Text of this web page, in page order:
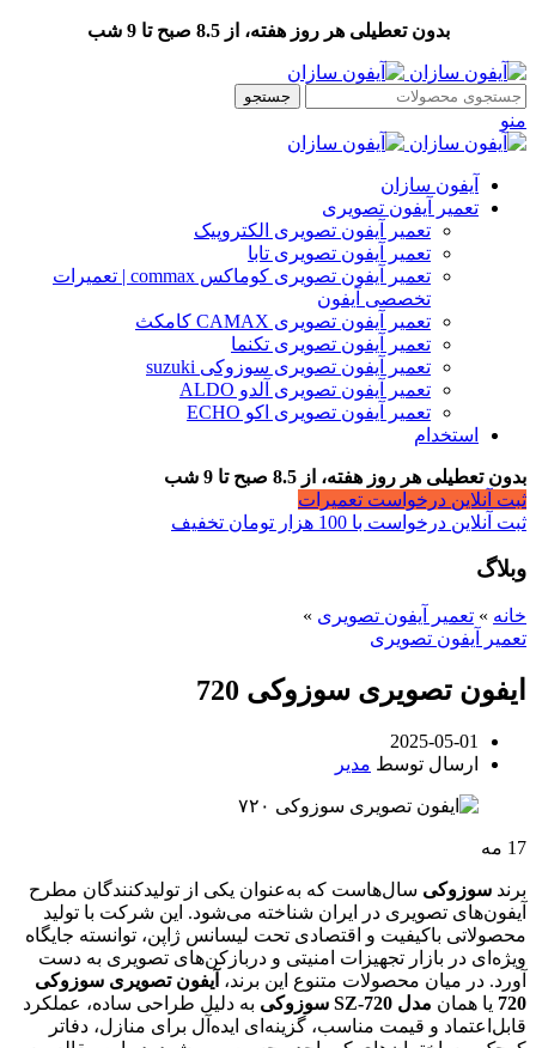
بدون تعطیلی هر روز هفته، از 8.5 صبح تا 9 شب
جستجو
منو
آیفون سازان
تعمیر آیفون تصویری
تعمیر آیفون تصویری الکتروپیک
تعمیر آیفون تصویری تابا
تعمیر آیفون تصویری کوماکس commax | تعمیرات
تخصصی آیفون
تعمیر آیفون تصویری CAMAX کامکث
تعمیر آیفون تصویری تکنما
تعمیر آیفون تصویری سوزوکی suzuki
تعمیر آیفون تصویری آلدو ALDO
تعمیر آیفون تصویری اکو ECHO
استخدام
بدون تعطیلی هر روز هفته، از 8.5 صبح تا 9 شب
ثبت آنلاین درخواست تعمیرات
ثبت آنلاین درخواست با 100 هزار تومان تخفیف
وبلاگ
خانه » تعمیر آیفون تصویری »
تعمیر آیفون تصویری
ایفون تصویری سوزوکی 720
2025-05-01
ارسال توسط مدیر
17 مه
برند سوزوکی سال‌هاست که به‌عنوان یکی از تولیدکنندگان مطرح
آیفون‌های تصویری در ایران شناخته می‌شود. این شرکت با تولید
محصولاتی باکیفیت و اقتصادی تحت لیسانس ژاپن، توانسته جایگاه
ویژه‌ای در بازار تجهیزات امنیتی و دربازکن‌های تصویری به دست
آورد. در میان محصولات متنوع این برند، آیفون تصویری سوزوکی
720 یا همان مدل SZ-720 سوزوکی
به دلیل طراحی ساده، عملکرد
قابل‌اعتماد و قیمت مناسب، گزینه‌ای ایده‌آل برای منازل، دفاتر